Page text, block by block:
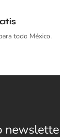
todo México.